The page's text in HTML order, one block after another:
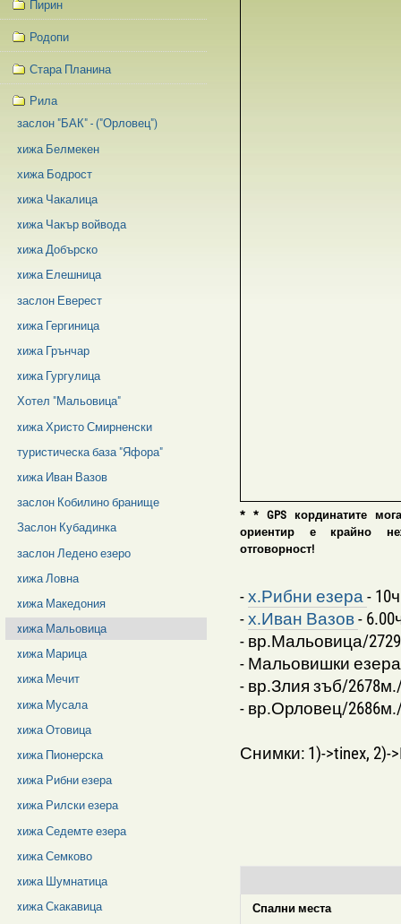
* * GPS кординатите
ориентир е крайно
отговорност!
-х.Рибни езера-
-х.Иван Вазов-
- вр.Мальовица/
- Мальовишки
- вр.Злия зъб/
- вр.Орловец/
Снимки: 1)->tinex, 2)-
Спални места
Пирин
Родопи
Стара Планина
Рила
заслон "БАК" - ("Орловец")
xижа Белмекен
хижа Бодрост
xижа Чакалица
xижа Чакър войвода
xижа Добърско
xижа Елешница
заслон Еверест
xижа Гергиница
xижа Грънчар
xижа Гургулица
Хотел "Мальовица"
xижа Христо Смирненски
туристическа база "Яфора"
xижа Иван Вазов
заслон Кобилино бранище
Заслон Кубадинка
заслон Ледено езеро
xижа Ловна
xижа Македония
xижа Мальовица
xижа Марица
xижа Мечит
xижа Мусала
xижа Отовица
xижа Пионерска
xижа Рибни езера
xижа Рилски езера
xижа Седемте езера
xижа Семково
xижа Шумнатица
xижа Скакавица